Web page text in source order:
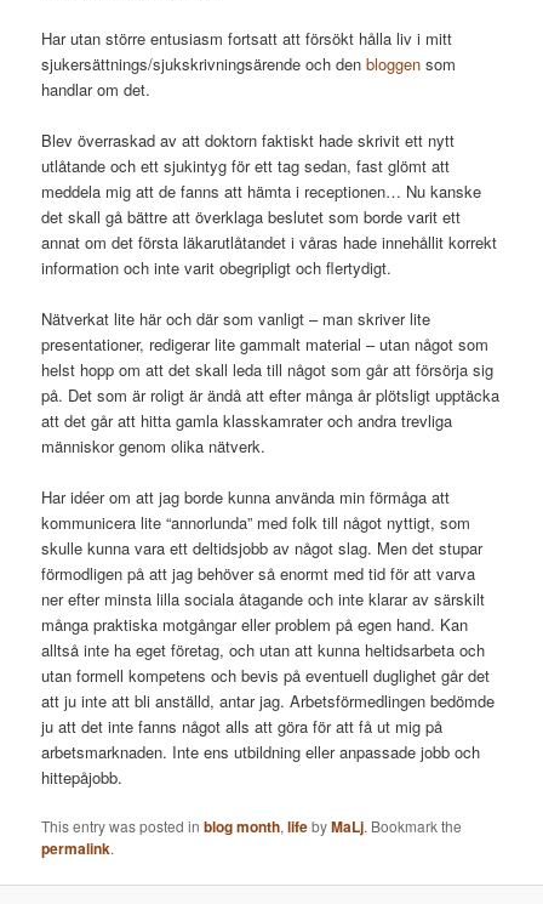
Har utan större entusiasm fortsatt att försökt hålla liv i mitt
sjukersättnings/sjukskrivningsärende och denbloggen som
handlar om det.
Blev överraskad av att doktorn faktiskt hade skrivit ett nytt
utlåtande och ett sjukintyg för ett tag sedan, fast glömt att
meddela mig att de fanns att hämta i receptionen… Nu kanske
det skall gå bättre att överklaga beslutet som borde varit ett
annat om det första läkarutlåtandet i våras hade innehållit korrekt
information och inte varit obegripligt och flertydigt.
Nätverkat lite här och där som vanligt – man skriver lite
presentationer, redigerar lite gammalt material – utan något som
helst hopp om att det skall leda till något som går att försörja sig
på. Det som är roligt är ändå att efter många år plötsligt upptäcka
att det går att hitta gamla klasskamrater och andra trevliga
människor genom olika nätverk.
Har idéer om att jag borde kunna använda min förmåga att
kommunicera lite “annorlunda” med folk till något nyttigt, som
skulle kunna vara ett deltidsjobb av något slag. Men det stupar
förmodligen på att jag behöver så enormt med tid för att varva
ner efter minsta lilla sociala åtagande och inte klarar av särskilt
många praktiska motgångar eller problem på egen hand. Kan
alltså inte ha eget företag, och utan att kunna heltidsarbeta och
utan formell kompetens och bevis på eventuell duglighet går det
att ju inte att bli anställd, antar jag. Arbetsförmedlingen bedömde
ju att det inte fanns något alls att göra för att få ut mig på
arbetsmarknaden. Inte ens utbildning eller anpassade jobb och
hittepåjobb.
This entry was posted inblog month,lifebyMaLj. Bookmark the
permalink.